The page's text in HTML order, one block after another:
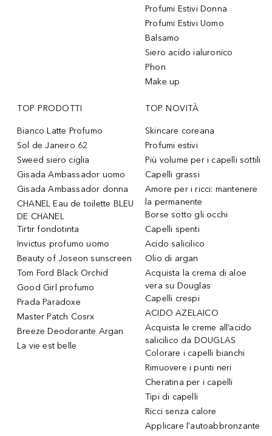
Profumi Estivi Donna
Profumi Estivi Uomo
Balsamo
Siero acido ialuronico
Phon
Make up
TOP PRODOTTI
Bianco Latte Profumo
Sol de Janeiro 62
Sweed siero ciglia
Gisada Ambassador uomo
Gisada Ambassador donna
CHANEL Eau de toilette BLEU
DE CHANEL
Tirtir fondotinta
Invictus profumo uomo
Beauty of Joseon sunscreen
Tom Ford Black Orchid
Good Girl profumo
Prada Paradoxe
Master Patch Cosrx
Breeze Deodorante Argan
La vie est belle
TOP NOVITÀ
Skincare coreana
Profumi estivi
Più volume per i capelli sottili
Capelli grassi
Amore per i ricci: mantenere
la permanente
Borse sotto gli occhi
Capelli spenti
Acido salicilico
Olio di argan
Acquista la crema di aloe
vera su Douglas
Capelli crespi
ACIDO AZELAICO
Acquista le creme all’acido
salicilico da DOUGLAS
Colorare i capelli bianchi
Rimuovere i punti neri
Cheratina per i capelli
Tipi di capelli
Ricci senza calore
Applicare l'autoabbronzante